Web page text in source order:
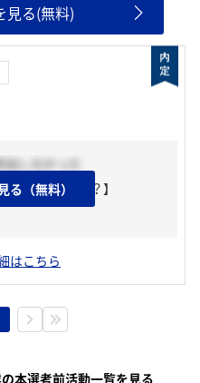
見る(無料)
加しなかった
にしましたか？】
る（無料）
はこちら
本選考前活動一覧を見る